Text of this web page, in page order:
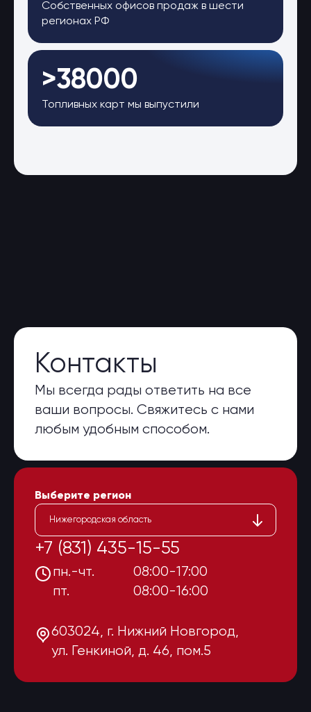
Собственных офисов продаж в шести
регионах РФ
>38000
Топливных карт мы выпустили
Контакты
Мы всегда рады ответить на все
ваши вопросы. Свяжитесь с нами
любым удобным способом.
Выберите регион
Нижегородская область
+7 (831) 435-15-55
пн.-чт.
пт.
08:00-17:00
08:00-16:00
603024, г. Нижний Новгород,
ул. Генкиной, д. 46, пом.5